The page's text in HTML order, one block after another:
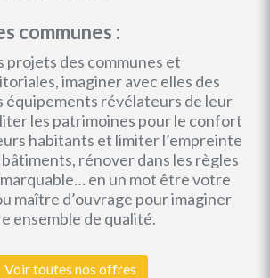
communes :
projets des communes et
imaginer avec elles des
équipements révélateurs de leur
les patrimoines pour le confort
habitants et limiter l’empreinte
rénover dans les règles
en un mot être votre
maître d’ouvrage pour imaginer
ensemble de qualité.
Voir toutes nos offres